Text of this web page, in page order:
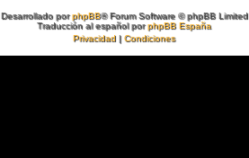
Desarrollado porphpBB® Forum Software © phpBB Limited
Traducción al español porphpBB España
Privacidad | Condiciones